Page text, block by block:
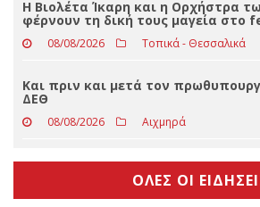
Στο βαθμό του Αστυνομικού
ο Αριστοτέλης Σιακαβάρας
08/08/2026 Τοπικά - Θεσσαλικά
Η Βιολέτα Ίκαρη και η Ορχήστρα
φέρνουν τη δική τους μαγεία στο
08/08/2026 Τοπικά - Θεσσαλικά
Και πριν και μετά τον
08/08/2026 Αιχμηρά